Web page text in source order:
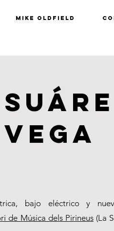
Mike Oldfield
bajo eléctrico y
de Música dels Pirineus(La